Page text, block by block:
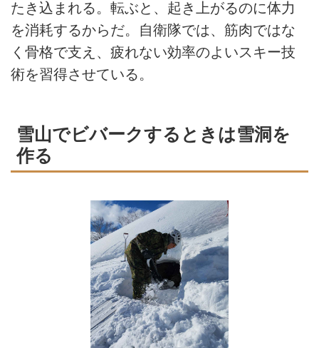
たき込まれる。転ぶと、起き上がるのに体力
を消耗するからだ。自衛隊では、筋肉ではな
く骨格で支え、疲れない効率のよいスキー技
術を習得させている。
雪山でビバークするときは雪洞を
作る